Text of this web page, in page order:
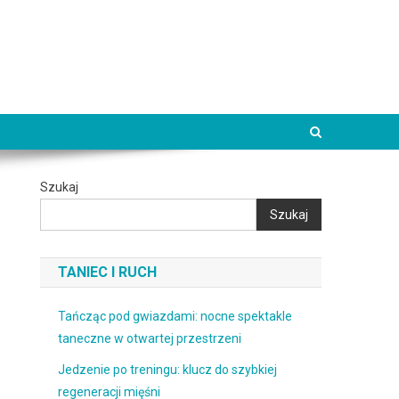
Szukaj
Szukaj
TANIEC I RUCH
Tańcząc pod gwiazdami: nocne spektakle
taneczne w otwartej przestrzeni
Jedzenie po treningu: klucz do szybkiej
regeneracji mięśni